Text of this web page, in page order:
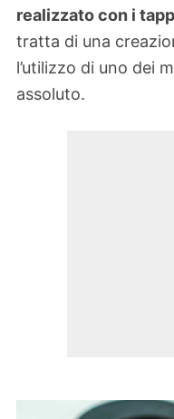
realizzato con i
tratta di una
l’utilizzo di uno dei
assoluto.